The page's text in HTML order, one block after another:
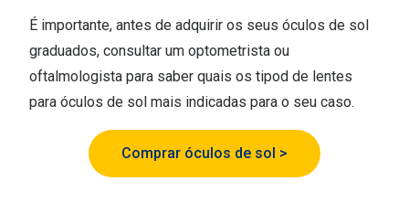
É importante, antes de adquirir os seus óculos de sol
graduados, consultar um optometrista ou
oftalmologista para saber quais os tipod de lentes
para óculos de sol mais indicadas para o seu caso.
Comprar óculos de sol >